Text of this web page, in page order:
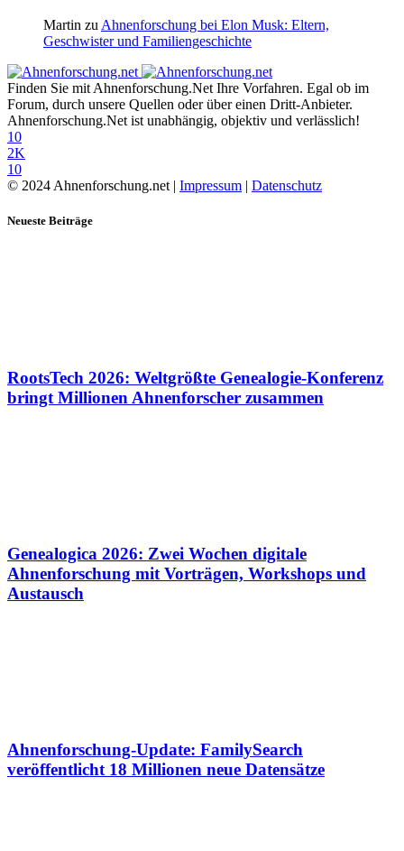
Martin zu Ahnenforschung bei Elon Musk: Eltern,
Geschwister und Familiengeschichte
Finden Sie mit Ahnenforschung.Net Ihre Vorfahren. Egal ob im
Forum, durch unsere Quellen oder über einen Dritt-Anbieter.
Ahnenforschung.Net ist unabhängig, objektiv und verlässlich!
10
2K
10
© 2024 Ahnenforschung.net | Impressum | Datenschutz
Neueste Beiträge
RootsTech 2026: Weltgrößte Genealogie-Konferenz
bringt Millionen Ahnenforscher zusammen
Genealogica 2026: Zwei Wochen digitale
Ahnenforschung mit Vorträgen, Workshops und
Austausch
Ahnenforschung-Update: FamilySearch
veröffentlicht 18 Millionen neue Datensätze